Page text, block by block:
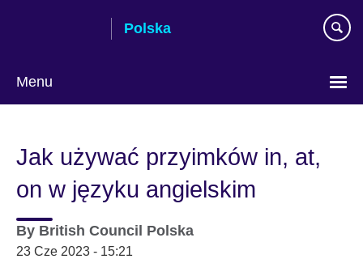
Polska
Menu
Jak używać przyimków in, at,
on w języku angielskim
By British Council Polska
23 Cze 2023 - 15:21